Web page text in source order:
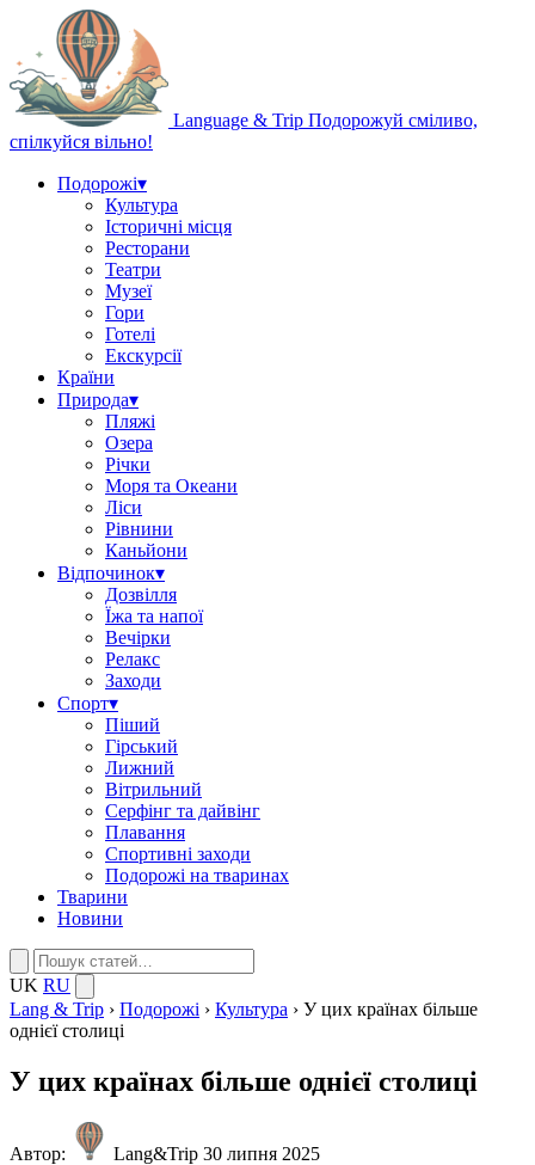
Language & Trip Подорожуй сміливо,
спілкуйся вільно!
Подорожі▾
Культура
Історичні місця
Ресторани
Театри
Музеї
Гори
Готелі
Екскурсії
Країни
Природа▾
Пляжі
Озера
Річки
Моря та Океани
Ліси
Рівнини
Каньйони
Відпочинок▾
Дозвілля
Їжа та напої
Вечірки
Релакс
Заходи
Спорт▾
Піший
Гірський
Лижний
Вітрильний
Серфінг та дайвінг
Плавання
Спортивні заходи
Подорожі на тваринах
Тварини
Новини
UK RU
Lang & Trip › Подорожі › Культура › У цих країнах більше
однієї столиці
У цих країнах більше однієї столиці
Автор: Lang&Trip 30 липня 2025